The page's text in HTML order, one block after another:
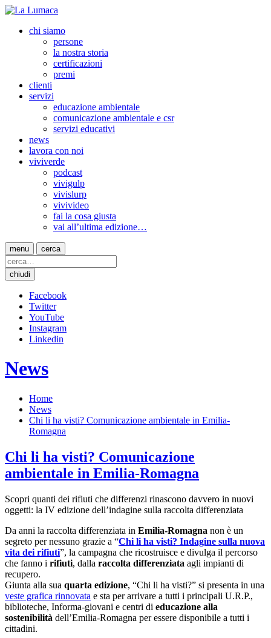
chi siamo
persone
la nostra storia
certificazioni
premi
clienti
servizi
educazione ambientale
comunicazione ambientale e csr
servizi educativi
news
lavora con noi
viviverde
podcast
vivigulp
vivislurp
vivivideo
fai la cosa giusta
vai all’ultima edizione…
menu cerca
chiudi
Facebook
Twitter
YouTube
Instagram
Linkedin
News
Home
News
Chi li ha visti? Comunicazione ambientale in Emilia-
Romagna
Chi li ha visti? Comunicazione
ambientale in Emilia-Romagna
Scopri quanti dei rifiuti che differenzi rinascono davvero in nuovi
oggetti: la IV edizione dell’indagine sulla raccolta differenziata
Da anni la raccolta differenziata in Emilia-Romagna non è un
segreto per nessuno grazie a “Chi li ha visti? Indagine sulla nuova
vita dei rifiuti”, la campagna che ricostruisce e divulga il percorso
che fanno i rifiuti, dalla raccolta differenziata agli impianti di
recupero.
Giunta alla sua quarta edizione, “Chi li ha visti?” si presenta in una
veste grafica rinnovata e sta per arrivare a tutti i principali U.R.P.,
biblioteche, Informa-giovani e centri di educazione alla
sostenibilità dell’Emilia-Romagna per essere disponibile a tutti i
cittadini.